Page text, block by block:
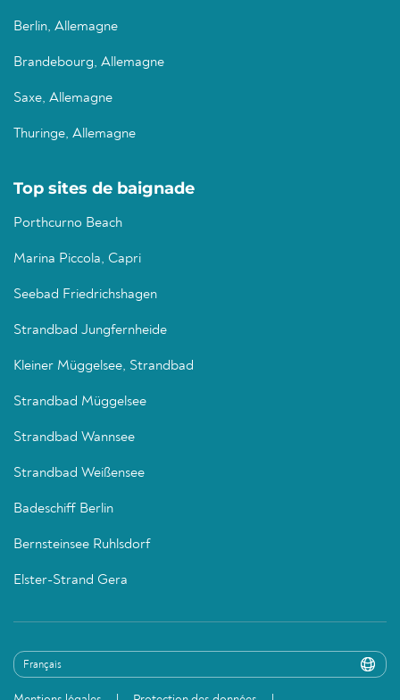
Berlin, Allemagne
Brandebourg, Allemagne
Saxe, Allemagne
Thuringe, Allemagne
Top sites de baignade
Porthcurno Beach
Marina Piccola, Capri
Seebad Friedrichshagen
Strandbad Jungfernheide
Kleiner Müggelsee, Strandbad
Strandbad Müggelsee
Strandbad Wannsee
Strandbad Weißensee
Badeschiff Berlin
Bernsteinsee Ruhlsdorf
Elster-Strand Gera